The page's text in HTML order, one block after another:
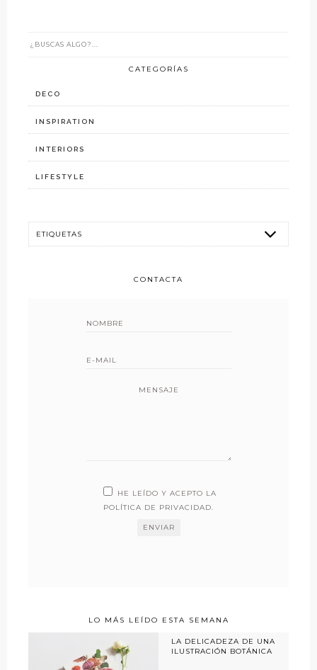
CATEGORÍAS
DECO
INSPIRATION
INTERIORS
LIFESTYLE
CONTACTA
MENSAJE
HE LEÍDO Y ACEPTO LA
POLÍTICA DE PRIVACIDAD
LO MÁS LEÍDO ESTA SEMANA
LA DELICADEZA DE UNA
ILUSTRACIÓN BOTÁNICA